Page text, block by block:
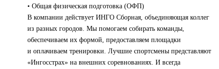
• Общая физическая подготовка (ОФП)
В компании действует ИНГО Сборная, объединяющая коллег
из разных городов. Мы помогаем собирать команды,
обеспечиваем их формой, предоставляем площадки
и оплачиваем тренировки. Лучшие спортсмены представляют
«Ингосстрах» на внешних соревнованиях. И всегда